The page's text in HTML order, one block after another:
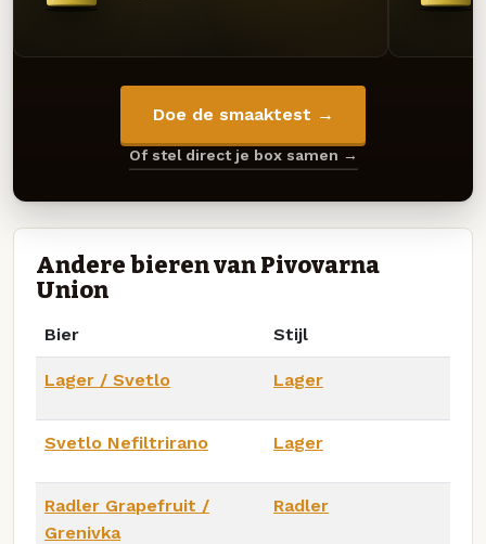
Doe de smaaktest →
Of stel direct je box samen →
Andere bieren van Pivovarna
Union
Bier Stijl
Lager / Svetlo Lager
Svetlo Nefiltrirano Lager
Radler Grapefruit /
Grenivka
Radler